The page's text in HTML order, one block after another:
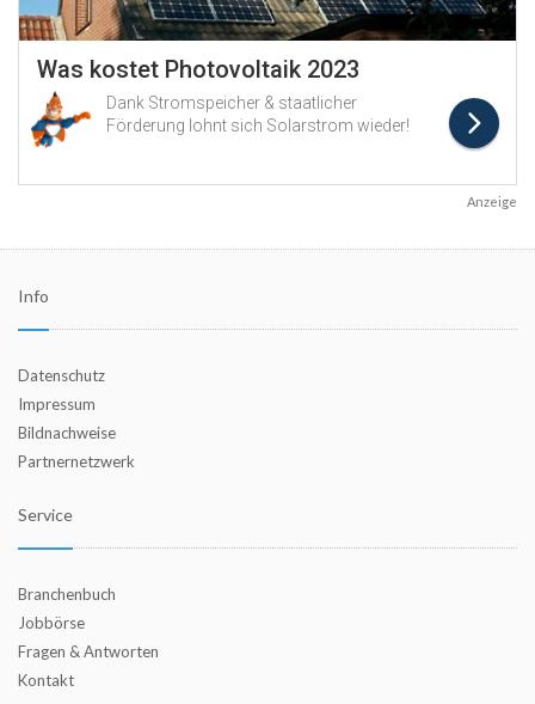
Anzeige
Info
Datenschutz
Impressum
Bildnachweise
Partnernetzwerk
Service
Branchenbuch
Jobbörse
Fragen & Antworten
Kontakt